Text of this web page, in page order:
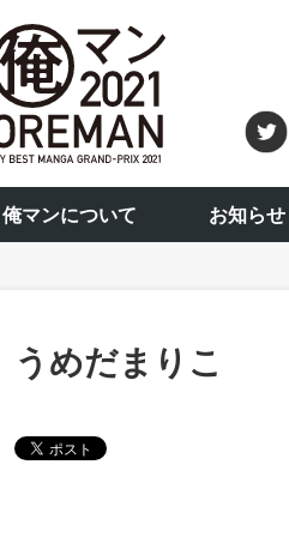
俺マンについて お知らせ
うめだまりこ